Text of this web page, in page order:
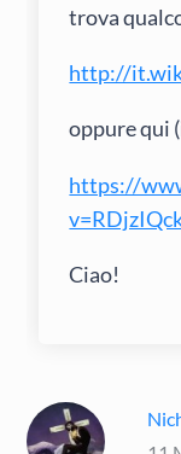
trova
http://
oppure qui
https://
Ciao!